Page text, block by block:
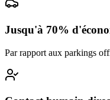
Jusqu'à 70%
Par rapport aux parkings